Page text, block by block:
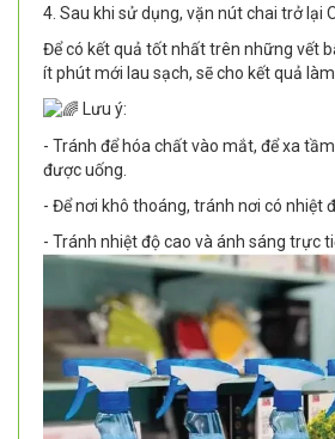
4. Sau khi sử dụng, vặn nút chai trở lại
Để có kết quả tốt nhất trên những vết
ít phút mới lau sạch, sẽ cho kết quả
Lưu ý:
- Tránh để hóa chất vào mắt, để xa
được uống.
- Để nơi khô thoáng, tránh nơi có nhiệt
- Tránh nhiệt độ cao và ánh sáng trực